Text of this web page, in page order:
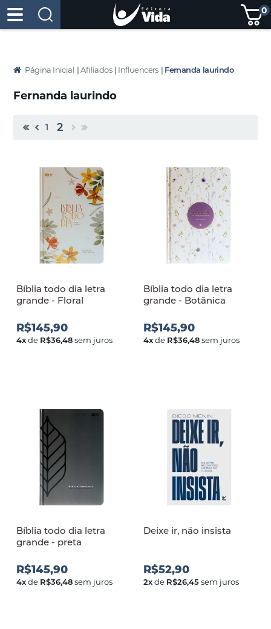
0
Página Inicial | Afiliados | Influencers | Fernanda laurindo
Fernanda laurindo
1 2
Bíblia todo dia letra
grande - Floral
R$145,90
4xde R$36,48sem juros
Bíblia todo dia letra
grande - Botânica
R$145,90
4xde R$36,48sem juros
Bíblia todo dia letra
grande - preta
R$145,90
4xde R$36,48sem juros
Deixe ir, não insista
R$52,90
2xde R$26,45sem juros